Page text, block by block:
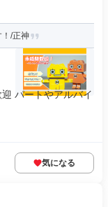
/正神
パートやアルバイ
気になる